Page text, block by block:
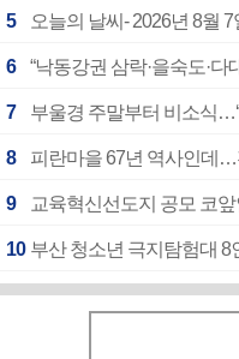
5 오늘의 날씨- 2026년 8월 7
6 “낙동강권 삼락·을숙도·
7 부울경 주말부터 비소식
8 피란마을 67년 역사인데
9 교육혁신선도지 공모 코
10 부산 청소년 극지탐험대 8